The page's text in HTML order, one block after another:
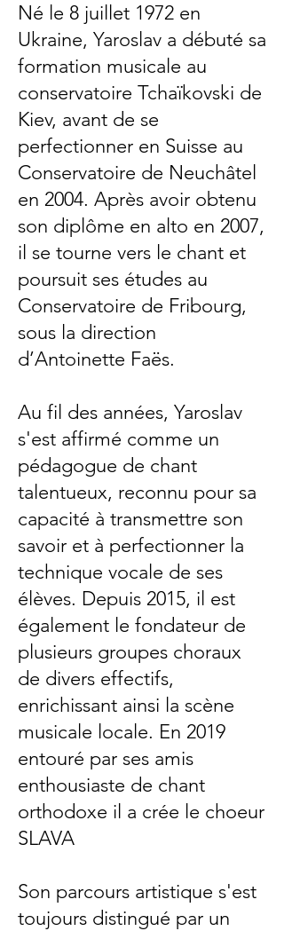
Né le 8 juillet 1972 en
Ukraine, Yaroslav a débuté sa
formation musicale au
conservatoire Tchaïkovski de
Kiev, avant de se
perfectionner en Suisse au
Conservatoire de Neuchâtel
en 2004. Après avoir obtenu
son diplôme en alto en 2007,
il se tourne vers le chant et
poursuit ses études au
Conservatoire de Fribourg,
sous la direction
d’Antoinette Faës.
Au fil des années, Yaroslav
s'est affirmé comme un
pédagogue de chant
talentueux, reconnu pour sa
capacité à transmettre son
savoir et à perfectionner la
technique vocale de ses
élèves. Depuis 2015, il est
également le fondateur de
plusieurs groupes choraux
de divers effectifs,
enrichissant ainsi la scène
musicale locale. En 2019
entouré par ses amis
enthousiaste de chant
orthodoxe il a crée le choeur
SLAVA
Son parcours artistique s'est
toujours distingué par un